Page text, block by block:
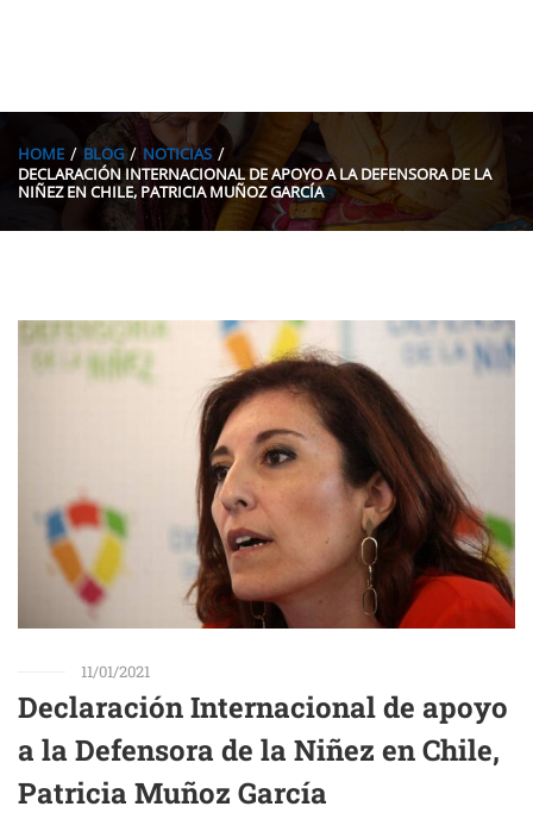
HOME BLOG
NOTICIAS
DECLARACIÓN INTERNACIONAL DE APOYO A LA DEFENSORA DE LA
NIÑEZ EN CHILE, PATRICIA MUÑOZ GARCÍA
11/01/2021
Declaración Internacional de apoyo
a la Defensora de la Niñez en Chile,
Patricia Muñoz García